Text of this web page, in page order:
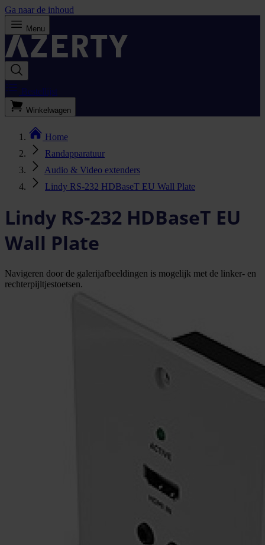
Ga naar de inhoud
Menu
Bestellijst
Winkelwagen
Home
Randapparatuur
Audio & Video extenders
Lindy RS-232 HDBaseT EU Wall Plate
Lindy RS-232 HDBaseT EU
Wall Plate
Navigeren door de galerijafbeeldingen is mogelijk met de linker- en
rechterpijltjestoetsen.